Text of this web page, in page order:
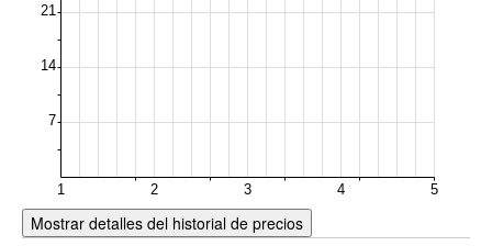
Mostrar detalles del historial de precios